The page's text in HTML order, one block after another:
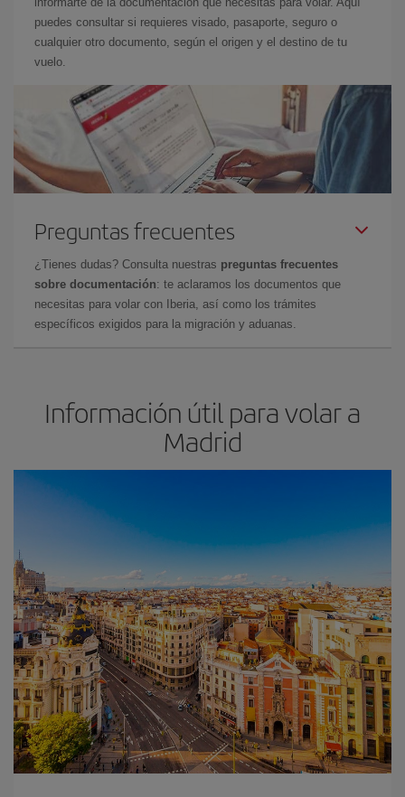
puedes consultar si requieres visado, pasaporte, seguro o
cualquier otro documento, según el origen y el destino de tu
vuelo.
Preguntas frecuentes
¿Tienes dudas? Consulta nuestras preguntas frecuentes
sobre documentación: te aclaramos los documentos que
necesitas para volar con Iberia, así como los trámites
específicos exigidos para la migración y aduanas.
Información útil para volar a
Madrid